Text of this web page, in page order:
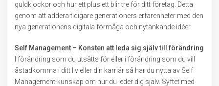
guldklockor och hur ett plus ett blir tre för ditt företag. Detta
genom att addera tidigare generationers erfarenheter med den
nya generationens digitala förmåga och nytänkande idéer.
Self Management – Konsten att leda sig själv till förändring
I förändring som du utsätts för eller i förändring som du vill
åstadkomma i ditt liv eller din karriär så har du nytta av Self
Management-kunskap om hur du leder dig själv. Syftet med